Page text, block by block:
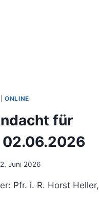
|ONLINE
für
2. Juni 2026
Pfr. i. R. Horst Heller,